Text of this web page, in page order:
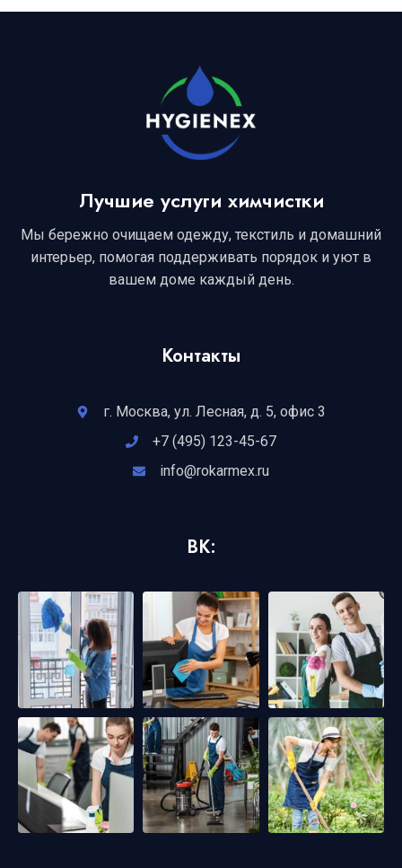
Лучшие услуги химчистки
Мы бережно очищаем одежду, текстиль и домашний
интерьер, помогая поддерживать порядок и уют в
вашем доме каждый день.
Контакты
г. Москва, ул. Лесная, д. 5, офис 3
+7 (495) 123-45-67
info@rokarmex.ru
ВК: